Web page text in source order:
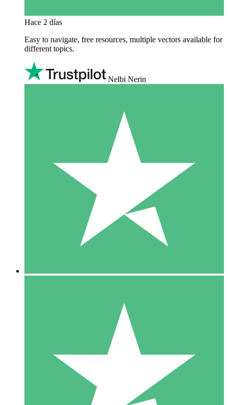
Hace 2 días
Easy to navigate, free resources, multiple vectors available for
different topics.
Nelbi Nerin